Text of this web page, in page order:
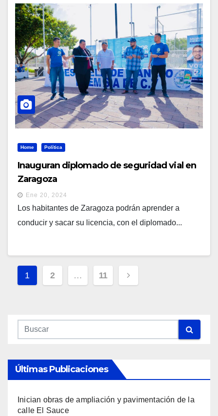
Home Política
Inauguran diplomado de seguridad vial en
Zaragoza
Ene 20, 2024
Los habitantes de Zaragoza podrán aprender a
conducir y sacar su licencia, con el diplomado...
Navegación
De
1 2 … 11
Últimas Publicaciones
Inician obras de ampliación y pavimentación de la
calle El Sauce